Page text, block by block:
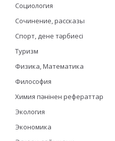
Социология
Сочинение, рассказы
Спорт, дене тәрбиесі
Туризм
Физика, Математика
Философия
Химия пәнінен рефераттар
Экология
Экономика